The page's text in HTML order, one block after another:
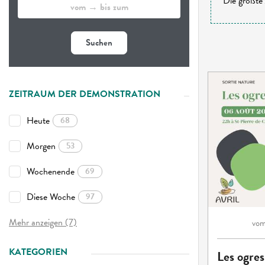
Suchen
ZEITRAUM DER DEMONSTRATION
Heute
68
Morgen 53
Wochenende 69
Diese Woche 97
Mehr anzeigen (7)
KATEGORIEN Les